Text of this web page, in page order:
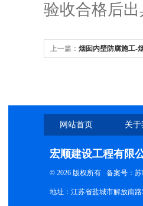
验收合格后
上一篇： 烟囱内壁防腐施工-
网站首页 关
宏顺建设工程有限
© 2026 版权所有 备案号：苏
地址：江苏省盐城市解放南